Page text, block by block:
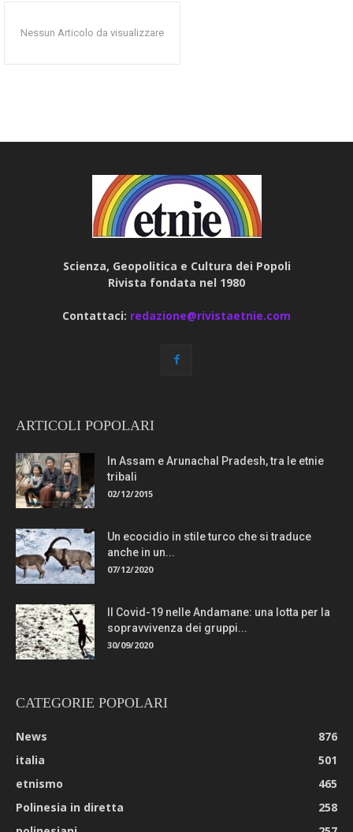
Nessun Articolo da visualizzare
Scienza, Geopolitica e Cultura dei Popoli
Rivista fondata nel 1980
Contattaci: redazione@rivistaetnie.com
ARTICOLI POPOLARI
In Assam e Arunachal Pradesh, tra le etnie
tribali
02/12/2015
Un ecocidio in stile turco che si traduce
anche in un...
07/12/2020
Il Covid-19 nelle Andamane: una lotta per la
sopravvivenza dei gruppi...
30/09/2020
CATEGORIE POPOLARI
News
876
italia
501
etnismo
465
Polinesia in diretta
258